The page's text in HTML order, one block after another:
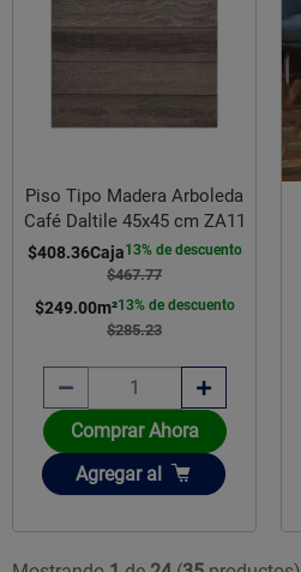
Piso Tipo Madera Arboleda
Café Daltile 45x45 cm ZA11
$467.77
$408.36Caja13% de descuento
$285.23
$249.00m²13% de descuento
Comprar Ahora
Añadir
Agregar al